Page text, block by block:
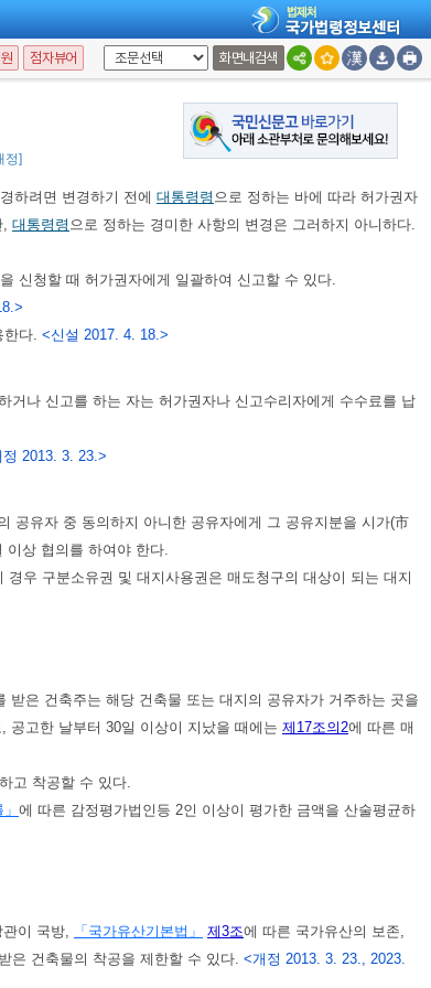
점자뷰어 화면내검색
정]
공사시공자, 건축주와 공사감리자 간의 계약으로 정한다.
거나「건축사법」 제31조에 따른 건축사협회(이하 “건축사협
고 활용하게 할 수 있다.
<개정 2013. 3. 23., 2014. 1. 14.,
하려면 변경하기 전에 대통령령 으로 정하는 바에 따라 허가권자
대통령령 으로 정하는 경미한 사항의 변경은 그러하지 아니하다.
신청할 때 허가권자에게 일괄하여 신고할 수 있다.
한다. <신설 2017. 4. 18.>
거나 신고를 하는 자는 허가권자나 신고수리자에게 수수료를 납
정 2013. 3. 23.>
공유자 중 동의하지 아니한 공유자에게 그 공유지분을 시가(市
이상 협의를 하여야 한다.
경우 구분소유권 및 대지사용권은 매도청구의 대상이 되는 대지
받은 건축주는 해당 건축물 또는 대지의 공유자가 거주하는 곳을
공고한 날부터 30일 이상이 지났을 때에는 제17조의2에 따른 매
고 착공할 수 있다.
에 따른 감정평가법인등 2인 이상이 평가한 금액을 산술평균하
이 국방, 「국가유산기본법」 제3조에 따른 국가유산의 보존,
은 건축물의 착공을 제한할 수 있다. <개정 2013. 3. 23., 2023.